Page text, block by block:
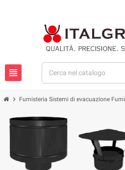
view_headline
chevron_right Fumisteria Sistemi di evacuazione Fumi